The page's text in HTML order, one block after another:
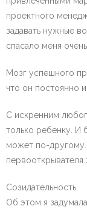
проектного
задавать нужные
спасало меня очень
Мозг успешного
что он постоянно
С искренним
только ребенку. И
может по-
первооткрывателя
Созидательность
Об этом я